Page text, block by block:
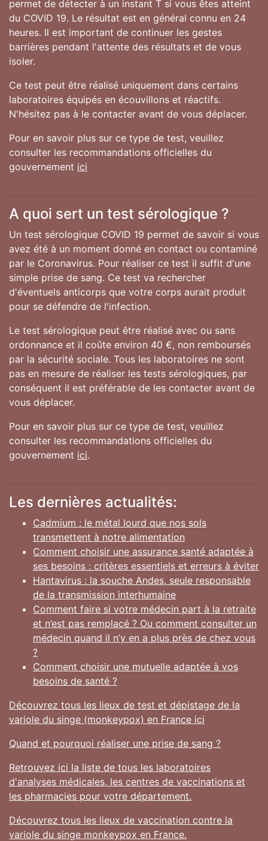
permet de détecter à un instant T si vous êtes atteint
du COVID 19. Le résultat est en général connu en 24
heures. Il est important de continuer les gestes
barrières pendant l'attente des résultats et de vous
isoler.
Ce test peut être réalisé uniquement dans certains
laboratoires équipés en écouvillons et réactifs.
N'hésitez pas à le contacter avant de vous déplacer.
Pour en savoir plus sur ce type de test, veuillez
consulter les recommandations officielles du
gouvernement ici
A quoi sert un test sérologique ?
Un test sérologique COVID 19 permet de savoir si vous
avez été à un moment donné en contact ou contaminé
par le Coronavirus. Pour réaliser ce test il suffit d'une
simple prise de sang. Ce test va rechercher
d'éventuels anticorps que votre corps aurait produit
pour se défendre de l'infection.
Le test sérologique peut être réalisé avec ou sans
ordonnance et il coûte environ 40 €, non remboursés
par la sécurité sociale. Tous les laboratoires ne sont
pas en mesure de réaliser les tests sérologiques, par
conséquent il est préférable de les contacter avant de
vous déplacer.
Pour en savoir plus sur ce type de test, veuillez
consulter les recommandations officielles du
gouvernement ici.
Les dernières actualités:
Cadmium : le métal lourd que nos sols
transmettent à notre alimentation
Comment choisir une assurance santé adaptée à
ses besoins : critères essentiels et erreurs à éviter
Hantavirus : la souche Andes, seule responsable
de la transmission interhumaine
Comment faire si votre médecin part à la retraite
et n’est pas remplacé ? Ou comment consulter un
médecin quand il n’y en a plus près de chez vous
?
Comment choisir une mutuelle adaptée à vos
besoins de santé ?
Découvrez tous les lieux de test et dépistage de la
variole du singe (monkeypox) en France ici
Quand et pourquoi réaliser une prise de sang ?
Retrouvez ici la liste de tous les laboratoires
d'analyses médicales, les centres de vaccinations et
les pharmacies pour votre département.
Découvrez tous les lieux de vaccination contre la
variole du singe monkeypox en France.